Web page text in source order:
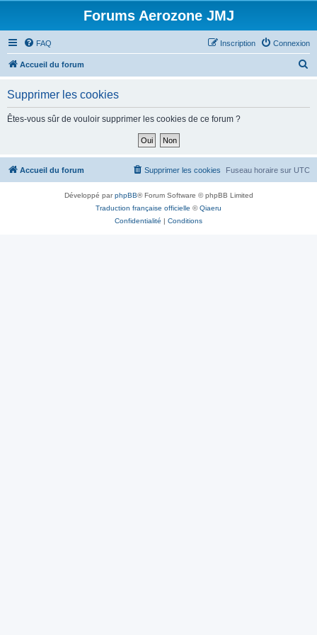
Forums Aerozone JMJ
FAQ Connexion
Inscription
Accueil du forum
h
Supprimer les cookies
Êtes-vous sûr de vouloir supprimer les cookies de ce forum ?
Accueil du forum Fuseau horaire sur UTC
Supprimer les cookies
Développé parphpBB® Forum Software © phpBB Limited
Traduction française officielle ©Qiaeru
Confidentialité | Conditions